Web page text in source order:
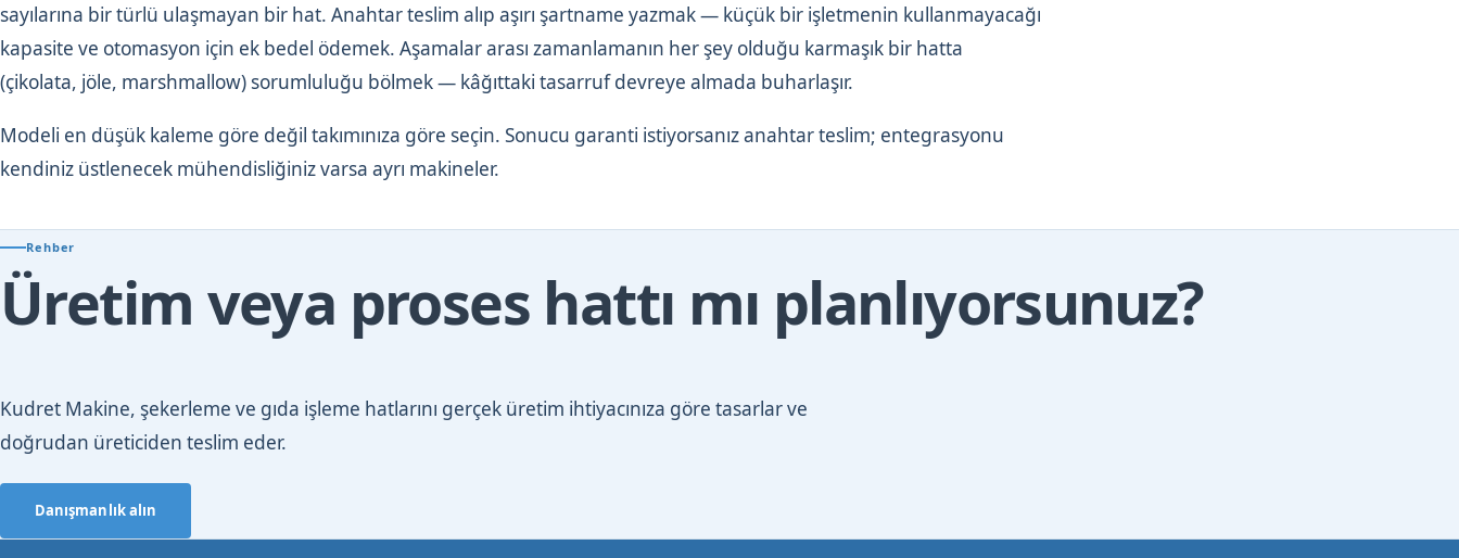
sayılarına bir türlü ulaşmayan bir hat. Anahtar teslim alıp aşırı şartname yazmak — küçük bir işletmenin kullanmayacağı
kapasite ve otomasyon için ek bedel ödemek. Aşamalar arası zamanlamanın her şey olduğu karmaşık bir hatta
(çikolata, jöle, marshmallow) sorumluluğu bölmek — kâğıttaki tasarruf devreye almada buharlaşır.
Modeli en düşük kaleme göre değil takımınıza göre seçin. Sonucu garanti istiyorsanız anahtar teslim; entegrasyonu
kendiniz üstlenecek mühendisliğiniz varsa ayrı makineler.
Rehber
Üretim veya proses hattı mı planlıyorsunuz?
Kudret Makine, şekerleme ve gıda işleme hatlarını gerçek üretim ihtiyacınıza göre tasarlar ve
doğrudan üreticiden teslim eder.
Danışmanlık alın